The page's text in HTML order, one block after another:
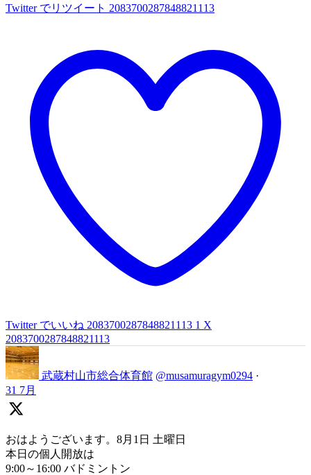
Twitter でリツイート 2083700287848821113
Twitter でいいね 2083700287848821113 1 X
2083700287848821113
武蔵村山市総合体育館 @musamuragym0294 ·
31 7月
おはようございます。8月1日 土曜日
本日の個人開放は
9:00～16:00 バドミントン